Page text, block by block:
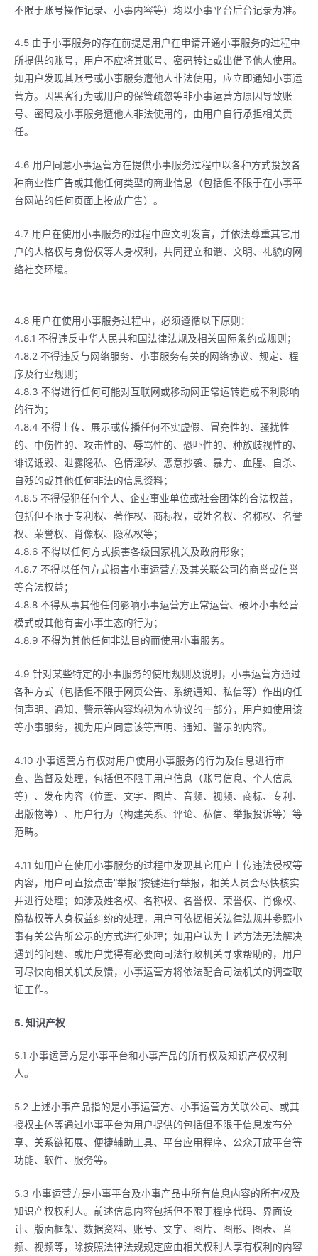
不限于账号操作记录、小事内容等）均以小事平台后台记录为准。
4.5 由于小事服务的存在前提是用户在申请开通小事服务的过程中
所提供的账号，用户不应将其账号、密码转让或出借予他人使用。
如用户发现其账号或小事服务遭他人非法使用，应立即通知小事运
营方。因黑客行为或用户的保管疏忽等非小事运营方原因导致账
号、密码及小事服务遭他人非法使用的，由用户自行承担相关责
任。
4.6 用户同意小事运营方在提供小事服务过程中以各种方式投放各
种商业性广告或其他任何类型的商业信息（包括但不限于在小事平
台网站的任何页面上投放广告）。
4.7 用户在使用小事服务的过程中应文明发言，并依法尊重其它用
户的人格权与身份权等人身权利，共同建立和谐、文明、礼貌的网
络社交环境。
4.8 用户在使用小事服务过程中，必须遵循以下原则：
4.8.1 不得违反中华人民共和国法律法规及相关国际条约或规则；
4.8.2 不得违反与网络服务、小事服务有关的网络协议、规定、程
序及行业规则；
4.8.3 不得进行任何可能对互联网或移动网正常运转造成不利影响
的行为；
4.8.4 不得上传、展示或传播任何不实虚假、冒充性的、骚扰性
的、中伤性的、攻击性的、辱骂性的、恐吓性的、种族歧视性的、
诽谤诋毁、泄露隐私、色情淫秽、恶意抄袭、暴力、血腥、自杀、
自残的或其他任何非法的信息资料；
4.8.5 不得侵犯任何个人、企业事业单位或社会团体的合法权益，
包括但不限于专利权、著作权、商标权，或姓名权、名称权、名誉
权、荣誉权、肖像权、隐私权等；
4.8.6 不得以任何方式损害各级国家机关及政府形象；
4.8.7 不得以任何方式损害小事运营方及其关联公司的商誉或信誉
等合法权益；
4.8.8 不得从事其他任何影响小事运营方正常运营、破坏小事经营
模式或其他有害小事生态的行为；
4.8.9 不得为其他任何非法目的而使用小事服务。
4.9 针对某些特定的小事服务的使用规则及说明，小事运营方通过
各种方式（包括但不限于网页公告、系统通知、私信等）作出的任
何声明、通知、警示等内容均视为本协议的一部分，用户如使用该
等小事服务，视为用户同意该等声明、通知、警示的内容。
4.10 小事运营方有权对用户使用小事服务的行为及信息进行审
查、监督及处理，包括但不限于用户信息（账号信息、个人信息
等）、发布内容（位置、文字、图片、音频、视频、商标、专利、
出版物等）、用户行为（构建关系、评论、私信、举报投诉等）等
范畴。
4.11 如用户在使用小事服务的过程中发现其它用户上传违法侵权等
内容，用户可直接点击”举报”按键进行举报，相关人员会尽快核实
并进行处理；如涉及姓名权、名称权、名誉权、荣誉权、肖像权、
隐私权等人身权益纠纷的处理，用户可依据相关法律法规并参照小
事有关公告所公示的方式进行处理；如用户认为上述方法无法解决
遇到的问题、或用户觉得有必要向司法行政机关寻求帮助的，用户
可尽快向相关机关反馈，小事运营方将依法配合司法机关的调查取
证工作。
5. 知识产权
5.1 小事运营方是小事平台和小事产品的所有权及知识产权权利
人。
5.2 上述小事产品指的是小事运营方、小事运营方关联公司、或其
授权主体等通过小事平台为用户提供的包括但不限于信息发布分
享、关系链拓展、便捷辅助工具、平台应用程序、公众开放平台等
功能、软件、服务等。
5.3 小事运营方是小事平台及小事产品中所有信息内容的所有权及
知识产权权利人。前述信息内容包括但不限于程序代码、界面设
计、版面框架、数据资料、账号、文字、图片、图形、图表、音
频、视频等，除按照法律法规规定应由相关权利人享有权利的内容